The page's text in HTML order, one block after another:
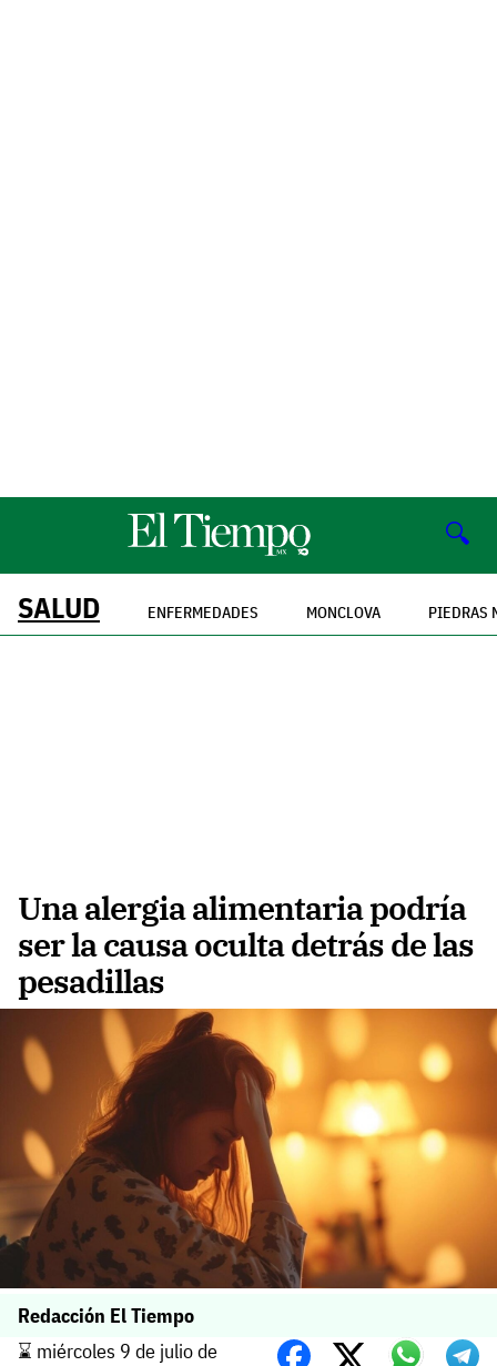
🔍
SALUD ENFERMEDADES MONCLOVA PIEDRAS
Una alergia alimentaria podría
ser la causa oculta detrás de las
pesadillas
Redacción El Tiempo
⌛️ miércoles 9 de julio de